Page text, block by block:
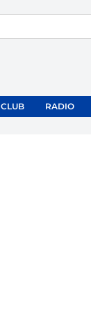
CLUB RADIO